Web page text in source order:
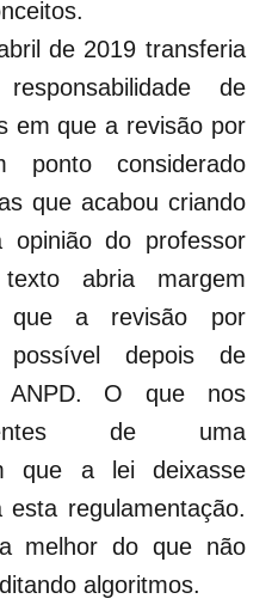
de 2019 transferia
de
em que a revisão por
ponto considerado
que acabou criando
opinião do professor
abria margem
que a revisão por
depois de
ANPD. O que nos
de uma
que a lei deixasse
regulamentação.
melhor do que não
algoritmos.